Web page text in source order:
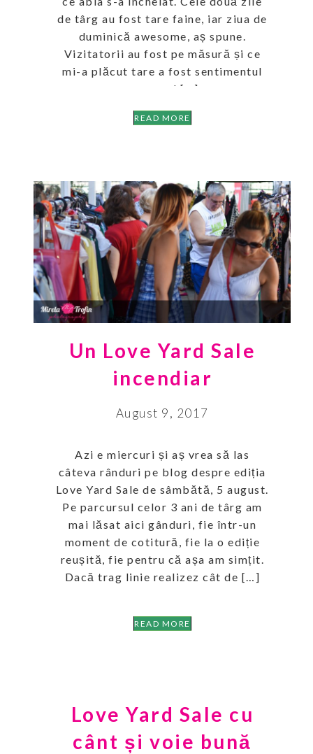
de târg au fost tare faine, iar ziua de
duminică awesome, aș spune.
Vizitatorii au fost pe măsură și ce
mi-a plăcut tare a fost sentimentul
pe care-l […]
READ MORE
Un Love Yard Sale
incendiar
August 9, 2017
Azi e miercuri și aș vrea să las
câteva rânduri pe blog despre ediția
Love Yard Sale de sâmbătă, 5 august.
Pe parcursul celor 3 ani de târg am
mai lăsat aici gânduri, fie într-un
moment de cotitură, fie la o ediție
reușită, fie pentru că așa am simțit.
Dacă trag linie realizez cât de […]
READ MORE
Love Yard Sale cu
cânt și voie bună